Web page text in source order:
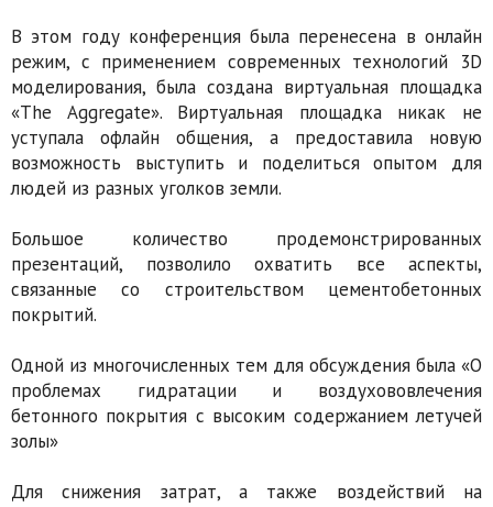
В этом году конференция была перенесена в онлайн
режим, с применением современных технологий 3D
моделирования, была создана виртуальная площадка
«The Aggregate». Виртуальная площадка никак не
уступала офлайн общения, а предоставила новую
возможность выступить и поделиться опытом для
людей из разных уголков земли.
Большое количество продемонстрированных
презентаций, позволило охватить все аспекты,
связанные со строительством цементобетонных
покрытий.
Одной из многочисленных тем для обсуждения была «О
проблемах гидратации и воздухововлечения
бетонного покрытия с высоким содержанием летучей
золы»
Для снижения затрат, а также воздействий на